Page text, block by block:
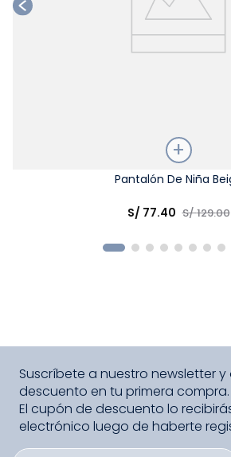
Pantalón De Niña
S/ 77.40 S/129.00
Suscríbete a nuestro newsletter y
descuento en tu primera compra.
El cupón de descuento lo
electrónico luego de haberte